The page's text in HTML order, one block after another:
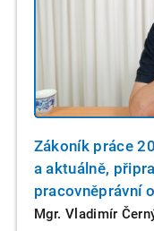
Zákoník práce
a aktuálně,
pracovněprávní
Mgr. Vladimír